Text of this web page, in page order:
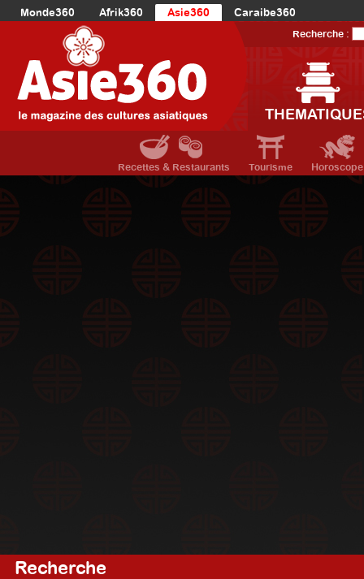
Monde360 Afrik360 Asie360
Caraibe360
Europe360
AmériqueDuNord360
Océanie360
Recherche :
Recettes & Restaurants Tourisme Horoscope
Recherche